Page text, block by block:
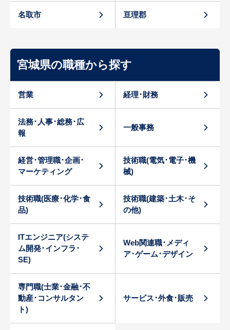
名取市 亘理郡
宮城県の職種から探す
営業 経理･財務
法務･人事･総務･広
報
一般事務
経営･管理職･企画･
マーケティング
技術職(電気･電子･機
械)
技術職(医療･化学･食
品)
技術職(建築･土木･そ
の他)
ITエンジニア(システ
ム開発･インフラ･
SE)
Web関連職･メディ
ア･ゲーム･デザイン
専門職(士業･金融･不
動産･コンサルタン
ト)
サービス･外食･販売